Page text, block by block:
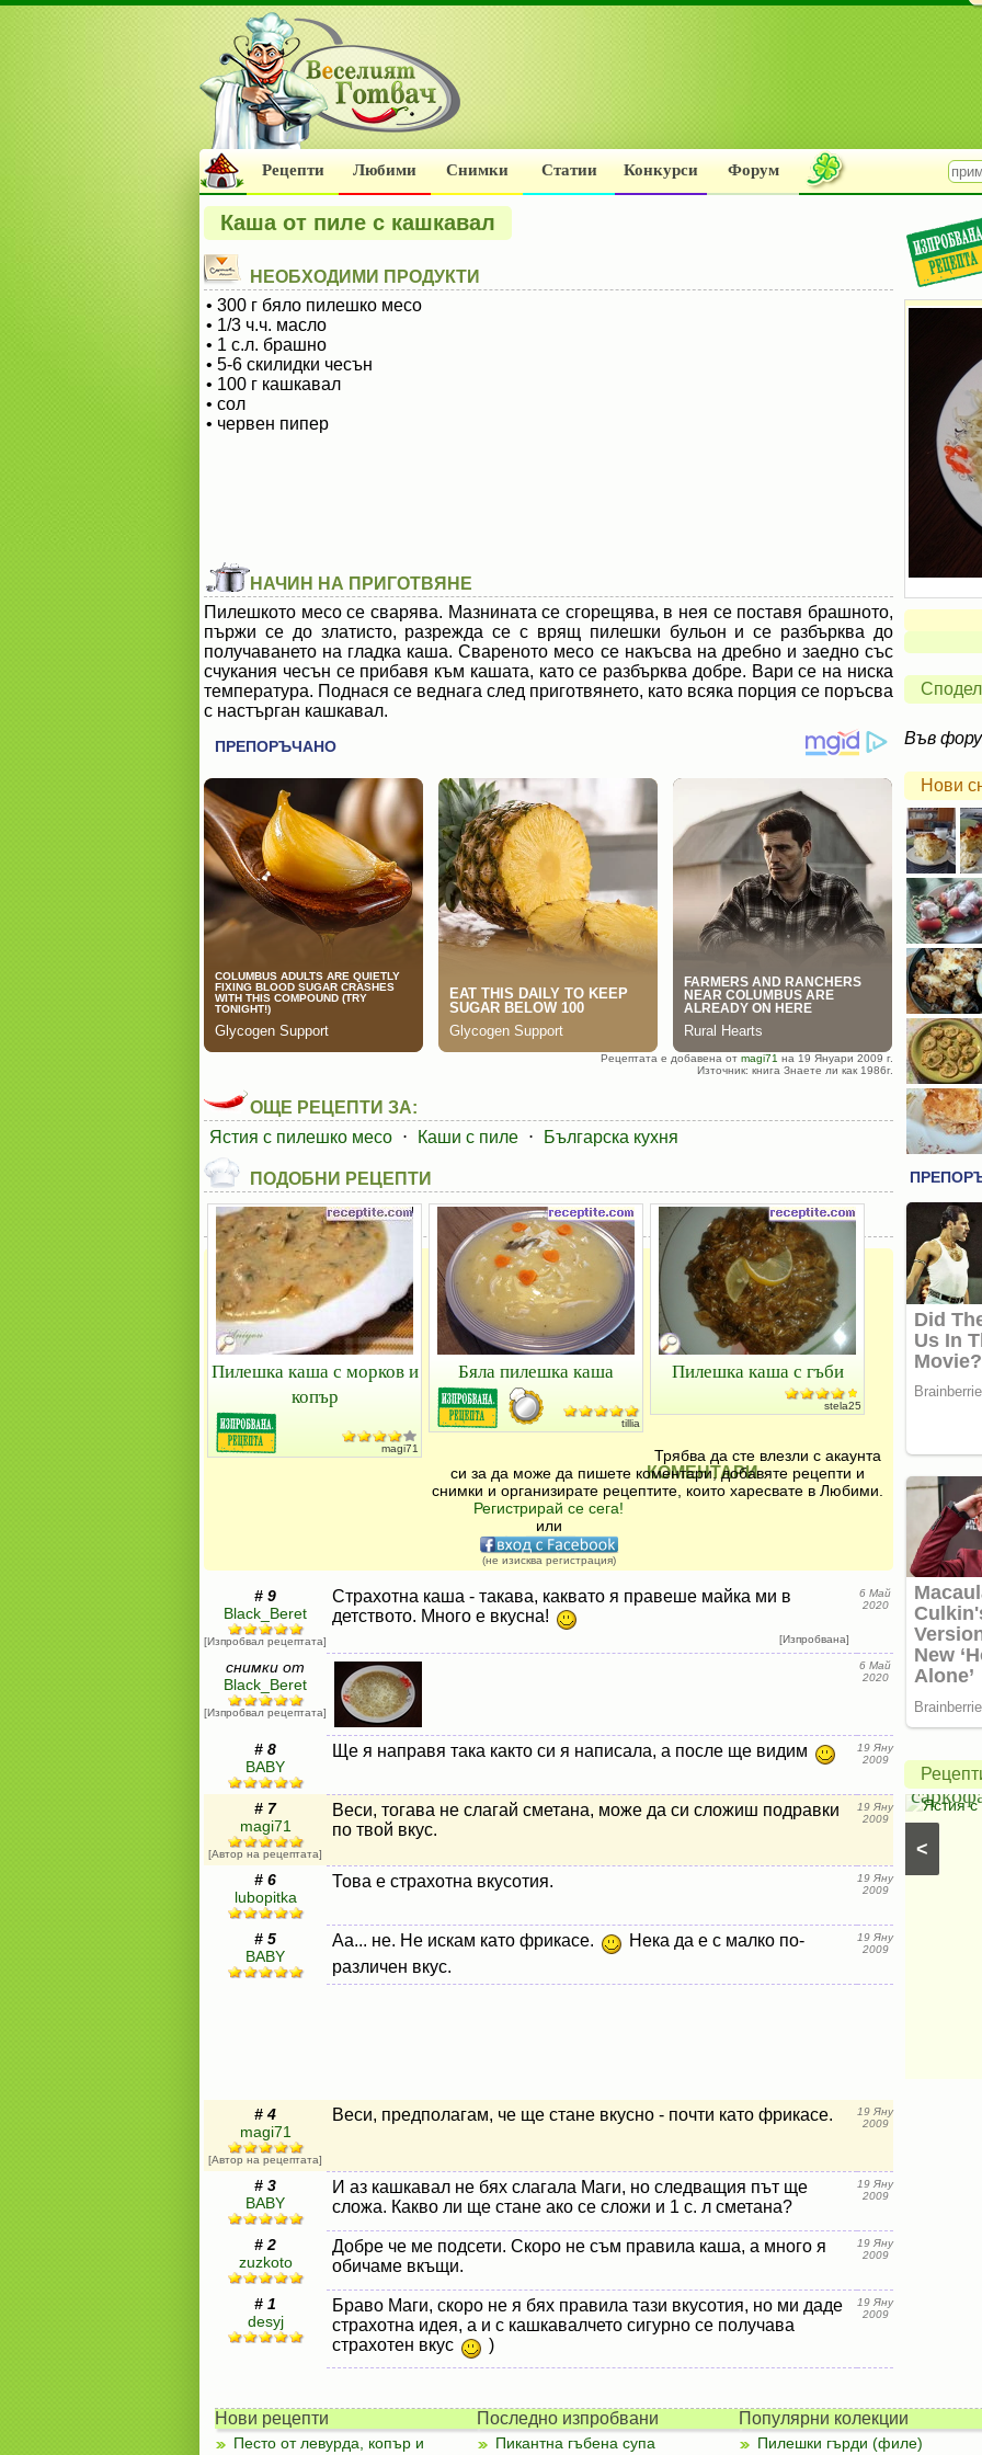
Рецепти Любими Снимки Статии Конкурси Форум
Каша от пиле с кашкавал
НЕОБХОДИМИ ПРОДУКТИ
• 300 г бяло пилешко месо
• 1/3 ч.ч. масло
• 1 с.л. брашно
• 5-6 скилидки чесън
• 100 г кашкавал
• сол
• червен пипер
НАЧИН НА ПРИГОТВЯНЕ
Пилешкото месо се сварява. Мазнината се сгорещява, в нея се поставя брашното,
пържи се до златисто, разрежда се с врящ пилешки бульон и се разбърква до
получаването на гладка каша. Свареното месо се накъсва на дребно и заедно със
счукания чесън се прибавя към кашата, като се разбърква добре. Вари се на ниска
температура. Поднася се веднага след приготвянето, като всяка порция се поръсва
с настърган кашкавал.
Рецептата е добавена от magi71 на 19 Януари 2009 г.
Източник: книга Знаете ли как 1986г.
ОЩЕ РЕЦЕПТИ ЗА:
Ястия с пилешко месо ⋅ Каши с пиле ⋅ Българска кухня
ПОДОБНИ РЕЦЕПТИ
Пилешка каша с морков и
копър
magi71
Бяла пилешка каша
tillia
Пилешка каша с гъби
stela25
КОМЕНТАРИ
Трябва да сте влезли с акаунта
си за да може да пишете коментари, добавяте рецепти и
снимки и организирате рецептите, които харесвате в Любими.
Регистрирай се сега!
или
(не изисква регистрация)
# 9
Black_Beret
[Изпробвал рецептата]
Страхотна каша - такава, каквато я правеше майка ми в
детството. Много е вкусна!
[Изпробвана]
6 Май
2020
снимки от
Black_Beret
[Изпробвал рецептата]
6 Май
2020
# 8
BABY
Ще я направя така както си я написала, а после ще видим
19 Яну
2009
# 7
magi71
[Автор на рецептата]
Веси, тогава не слагай сметана, може да си сложиш подравки
по твой вкус.
19 Яну
2009
# 6
lubopitka
Това е страхотна вкусотия.
19 Яну
2009
# 5
BABY
Аа... не. Не искам като фрикасе.
Нека да е с малко по-
различен вкус.
19 Яну
2009
# 4
magi71
[Автор на рецептата]
Веси, предполагам, че ще стане вкусно - почти като фрикасе.
19 Яну
2009
# 3
BABY
И аз кашкавал не бях слагала Маги, но следващия път ще
сложа. Какво ли ще стане ако се сложи и 1 с. л сметана?
19 Яну
2009
# 2
zuzkoto
Добре че ме подсети. Скоро не съм правила каша, а много я
обичаме вкъщи.
19 Яну
2009
# 1
desyj
Браво Маги, скоро не я бях правила тази вкусотия, но ми даде
страхотна идея, а и с кашкавалчето сигурно се получава
страхотен вкус
)
19 Яну
2009
Във
Нови
<
Крем
и
кокосово
мляко
Кокосови кремове⋅Вегански рецепти⋅
Постни
Кремове, парфета и
плодове
Печено
пиле
в
Ястия
Нови рецепти
Песто от левурда, копър и
Последно изпробвани
Пикантна гъбена супа
Популярни колекции
Пилешки гърди (филе)